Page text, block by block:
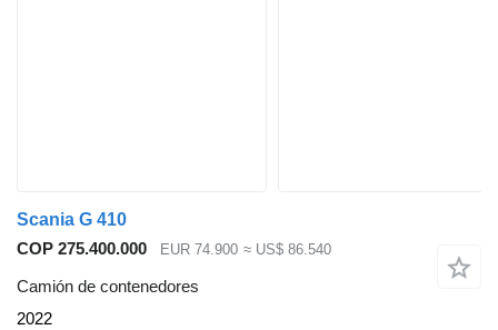
Scania G 410
COP 275.400.000
EUR 74.900 ≈ US$ 86.540
Camión de contenedores
2022